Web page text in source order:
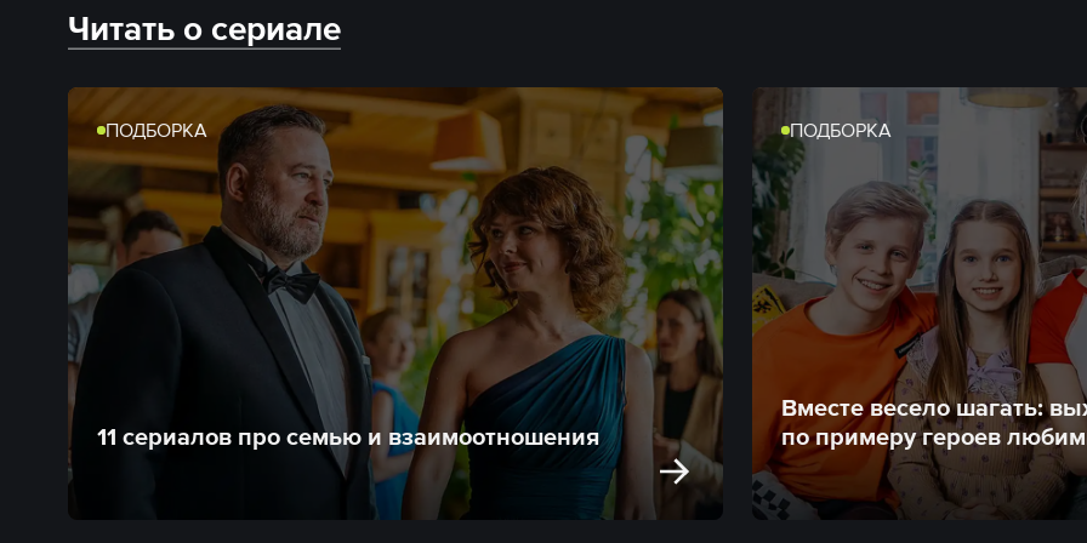
Читать о сериале
ПОДБОРКА
11 сериалов про семью и взаимоотношения
ПОДБОРКА
Вместе весело шагать:
по примеру героев